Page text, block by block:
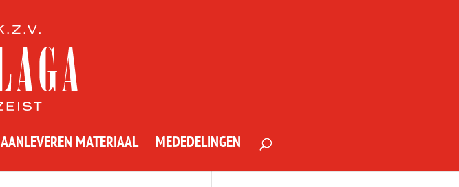
AANLEVEREN MATERIAAL MEDEDELINGEN